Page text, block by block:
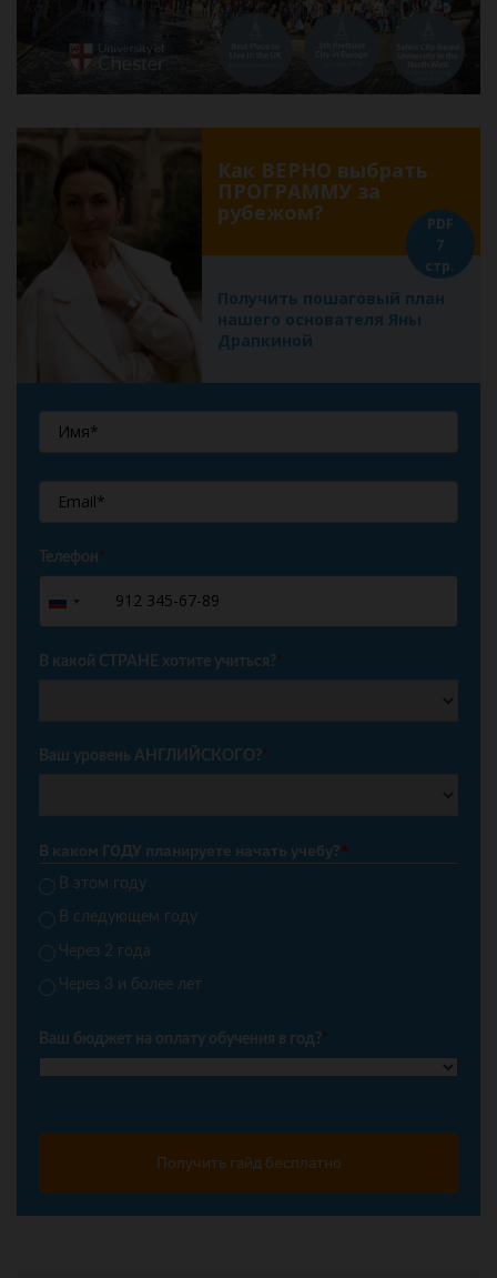
Как ВЕРНО выбрать
ПРОГРАММУ за
рубежом?
Получить пошаговый план
нашего основателя Яны
Драпкиной
PDF
7
стр.
Телефон*
Russia
+7
В какой СТРАНЕ хотите учиться?*
Ваш уровень АНГЛИЙСКОГО?*
В каком ГОДУ планируете начать учебу?*
В этом году
В следующем году
Через 2 года
Через 3 и более лет
Ваш бюджет на оплату обучения в год?*
Получить гайд бесплатно